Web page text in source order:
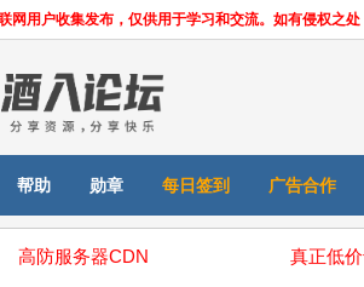
网用户收集发布，仅供用于学习和交流。如有侵权之
帮助 勋章 每日签到 广告合作
高防服务器CDN 真正低